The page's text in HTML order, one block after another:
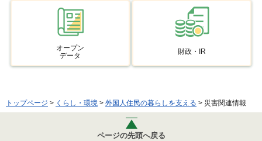
オープン
データ
財政・IR
トップページ > くらし・環境 > 外国人住民の暮らしを支える > 災害関連情報
ページの先頭へ戻る